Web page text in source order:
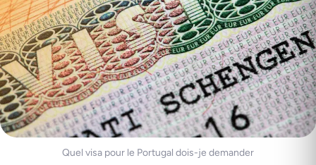
Quel visa pour le Portugal dois-je demander